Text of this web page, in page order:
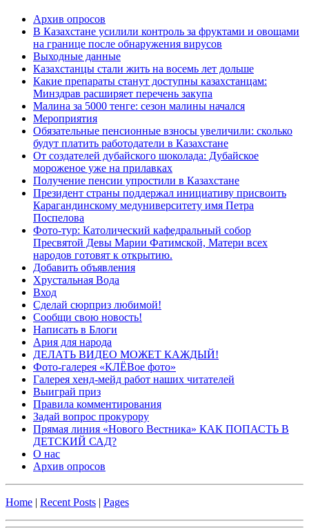
Архив опросов
В Казахстане усилили контроль за фруктами и овощами
на границе после обнаружения вирусов
Выходные данные
Казахстанцы стали жить на восемь лет дольше
Какие препараты станут доступны казахстанцам:
Минздрав расширяет перечень закупа
Малина за 5000 тенге: сезон малины начался
Мероприятия
Обязательные пенсионные взносы увеличили: сколько
будут платить работодатели в Казахстане
От создателей дубайского шоколада: Дубайское
мороженое уже на прилавках
Получение пенсии упростили в Казахстане
Президент страны поддержал инициативу присвоить
Карагандинскому медуниверситету имя Петра
Поспелова
Фото-тур: Католический кафедральный собор
Пресвятой Девы Марии Фатимской, Матери всех
народов готовят к открытию.
Добавить объявления
Хрустальная Вода
Вход
Сделай сюрприз любимой!
Сообщи свою новость!
Написать в Блоги
Ария для народа
ДЕЛАТЬ ВИДЕО МОЖЕТ КАЖДЫЙ!
Фото-галерея «КЛЁВое фото»
Галерея хенд-мейд работ наших читателей
Выиграй приз
Правила комментирования
Задай вопрос прокурору
Прямая линия «Нового Вестника» КАК ПОПАСТЬ В
ДЕТСКИЙ САД?
О нас
Архив опросов
Home | Recent Posts | Pages